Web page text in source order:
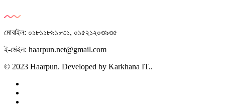
মোবাইল: ০১৮১১৮৯১৮৩১, ০১৫২১২০৩৯৩৫
ই-মেইল: haarpun.net@gmail.com
© 2023 Haarpun. Developed by Karkhana IT..